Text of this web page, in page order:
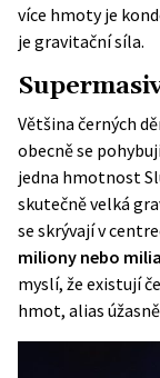
více hmoty je
je gravitační síla.
Většina černých
obecně se
jedna hmotnost
skutečně velká
se skrývají v
miliony nebo
myslí, že existují
hmot, alias